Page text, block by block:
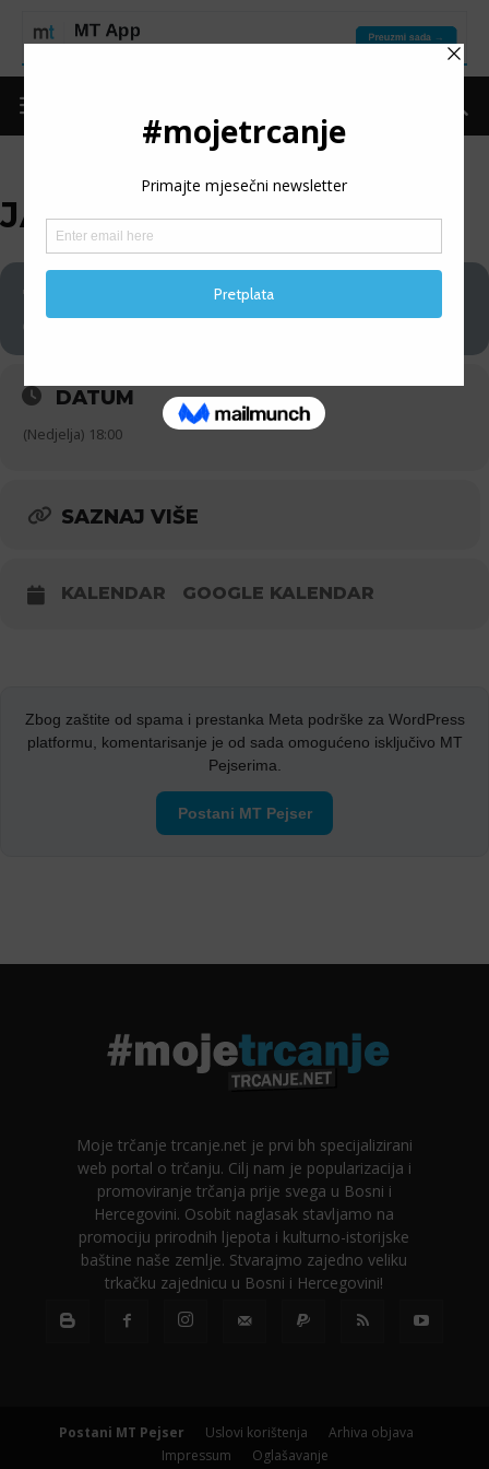
JAJCE RUN 2024
18
08
JAJCE RUN 2024
DATUM
(Nedjelja) 18:00
SAZNAJ VIŠE
KALENDAR GOOGLE KALENDAR
Zbog zaštite od spama i prestanka Meta podrške za WordPress
platformu, komentarisanje je od sada omogućeno isključivo MT
Pejserima.
Postani MT Pejser
Moje trčanje trcanje.net je prvi bh specijalizirani
web portal o trčanju. Cilj nam je popularizacija i
promoviranje trčanja prije svega u Bosni i
Hercegovini. Osobit naglasak stavljamo na
promociju prirodnih ljepota i kulturno-istorijske
baštine naše zemlje. Stvarajmo zajedno veliku
trkačku zajednicu u Bosni i Hercegovini!
Postani MT Pejser Uslovi korištenja
Arhiva objava
Impressum
Oglašavanje